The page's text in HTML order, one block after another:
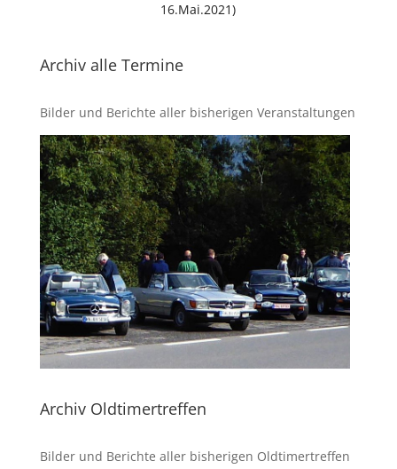
16.Mai.2021)
Archiv alle Termine
Bilder und Berichte aller bisherigen Veranstaltungen
Archiv Oldtimertreffen
Bilder und Berichte aller bisherigen Oldtimertreffen